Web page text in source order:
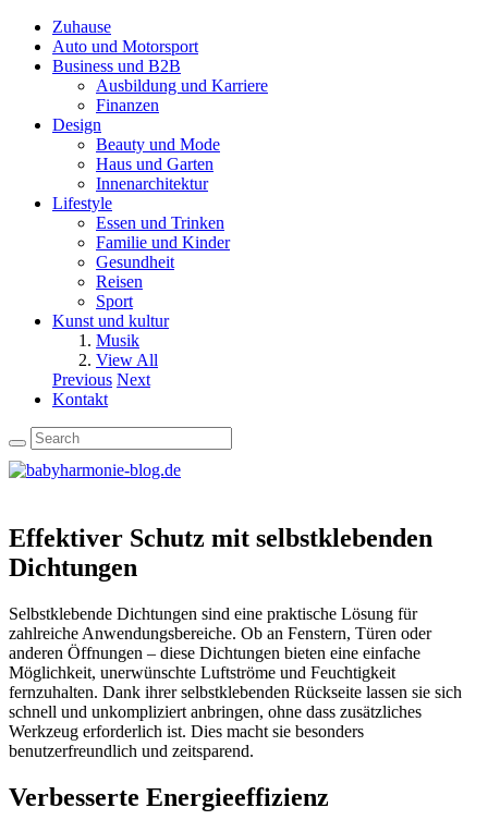
Zuhause
Auto und Motorsport
Business und B2B
Ausbildung und Karriere
Finanzen
Design
Beauty und Mode
Haus und Garten
Innenarchitektur
Lifestyle
Essen und Trinken
Familie und Kinder
Gesundheit
Reisen
Sport
Kunst und kultur
Musik
View All
Previous Next
Kontakt
Effektiver Schutz mit selbstklebenden
Dichtungen
Selbstklebende Dichtungen sind eine praktische Lösung für
zahlreiche Anwendungsbereiche. Ob an Fenstern, Türen oder
anderen Öffnungen – diese Dichtungen bieten eine einfache
Möglichkeit, unerwünschte Luftströme und Feuchtigkeit
fernzuhalten. Dank ihrer selbstklebenden Rückseite lassen sie sich
schnell und unkompliziert anbringen, ohne dass zusätzliches
Werkzeug erforderlich ist. Dies macht sie besonders
benutzerfreundlich und zeitsparend.
Verbesserte Energieeffizienz